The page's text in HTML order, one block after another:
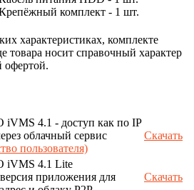
комплект - 1 шт.
характеристиках, комплекте
товара носит справочный характер
офертой.
iVMS 4.1 - доступ как по IP
облачный сервис
пользователя)
Скачать
iVMS 4.1 Lite
приложения для
Скачать